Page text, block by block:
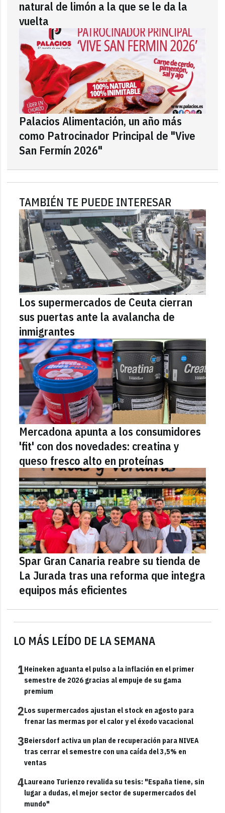
LO MÁS LEÍDO DE LA SEMANA
1Heineken aguanta el pulso a la inflación en el primer
semestre de 2026 gracias al empuje de su gama
premium
2Los supermercados ajustan el stock en agosto para
frenar las mermas por el calor y el éxodo vacacional
3Beiersdorf activa un plan de recuperación para NIVEA
tras cerrar el semestre con una caída del 3,5% en
ventas
4Laureano Turienzo revalida su tesis: "España tiene, sin
lugar a dudas, el mejor sector de supermercados del
mundo"
natural de limón a la que se le da la
vuelta
Palacios Alimentación, un año más
como Patrocinador Principal de "Vive
San Fermín 2026"
TAMBIÉN TE PUEDE INTERESAR
Los supermercados de Ceuta cierran
sus puertas ante la avalancha de
inmigrantes
Mercadona apunta a los consumidores
'fit' con dos novedades: creatina y
queso fresco alto en proteínas
Spar Gran Canaria reabre su tienda de
La Jurada tras una reforma que integra
equipos más eficientes